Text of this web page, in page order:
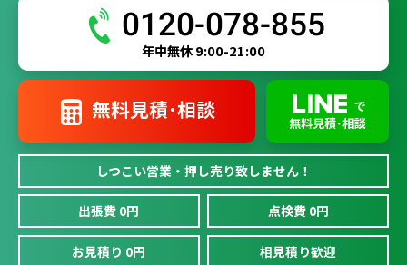
0120-078-855
年中無休 9:00-21:00
無料見積･相談
で
無料見積･相談
しつこい営業・押し売り致しません！
出張費 0円 点検費 0円
お見積り 0円 相見積り歓迎